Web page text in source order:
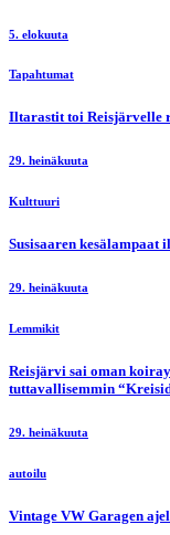
5. elokuuta
Tapahtumat
Iltarastit toi Reisjärvelle
29. heinäkuuta
Kulttuuri
Susisaaren kesälampaat
29. heinäkuuta
Lemmikit
Reisjärvi sai oman
tuttavallisemmin
29. heinäkuuta
autoilu
Vintage VW Garagen